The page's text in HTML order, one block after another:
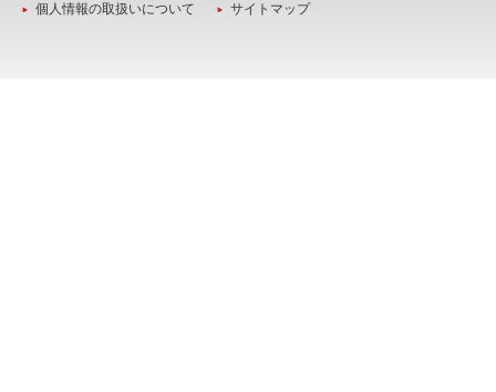
個人情報の取扱いについて サイトマップ